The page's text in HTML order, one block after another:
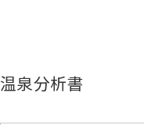
温泉分析書